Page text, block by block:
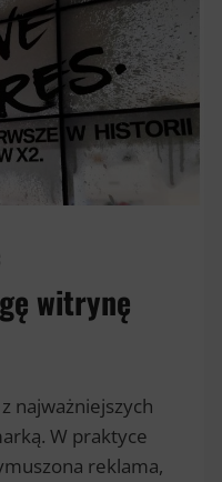
witrynę
najważniejszych
W praktyce
reklama,